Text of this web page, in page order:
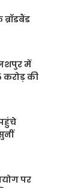
में
करोड़ की
पर